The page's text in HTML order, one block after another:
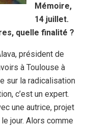
Mémoire,
14 juillet.
quelle finalité ?
président de
à Toulouse à
sur la radicalisation
c’est un expert.
une autrice, projet
jour. Alors comme